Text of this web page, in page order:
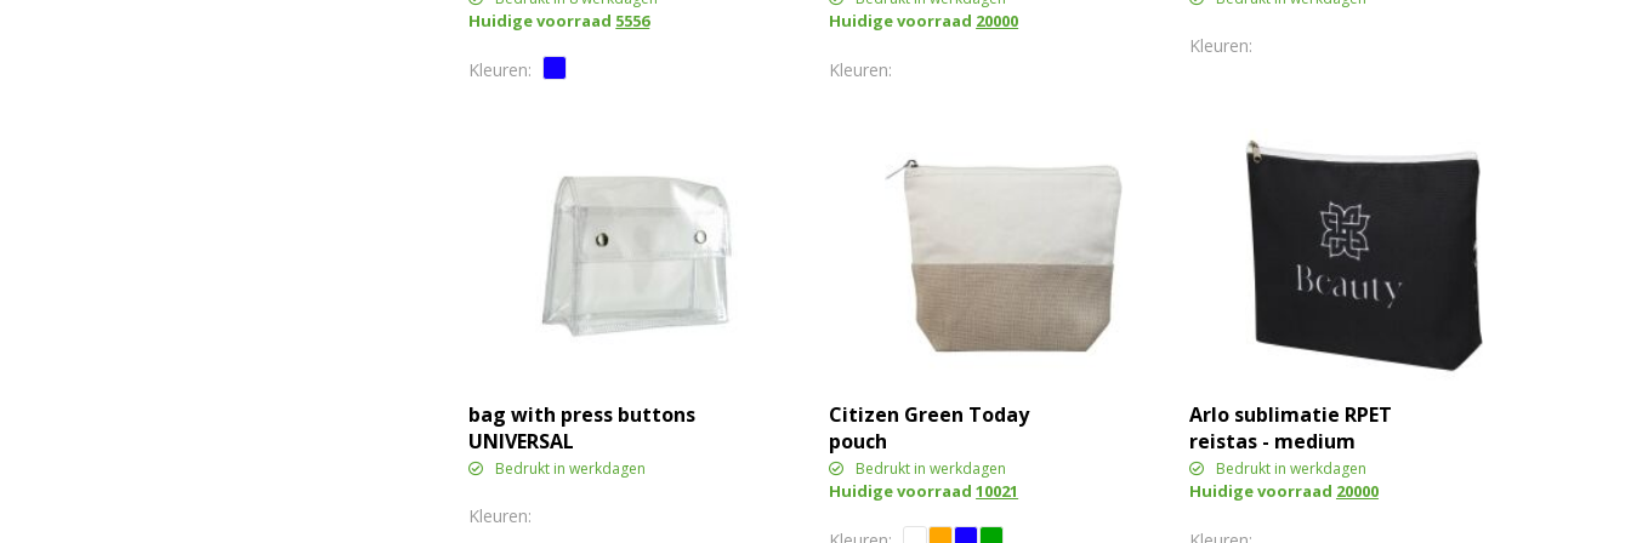
Huidige voorraad 5556 Huidige voorraad 20000
bag with press buttons
UNIVERSAL
Bedrukt in werkdagen
Citizen Green Today
pouch
Bedrukt in werkdagen
Huidige voorraad10021
Arlo sublimatie RPET
reistas - medium
Bedrukt in werkdagen
Huidige voorraad 20000